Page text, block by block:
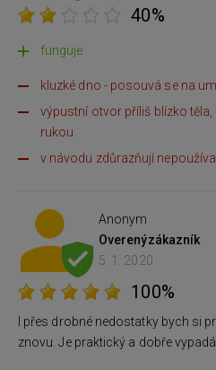
40%
funguje
kluzké dno - posouvá se na
výpustní otvor příliš blízko
rukou
v návodu zdůrazňují
Anonym
Overenýzákazník
5. 1. 2020
100%
I přes drobné nedostatky bych si
znovu. Je praktický a dobře vypadá.